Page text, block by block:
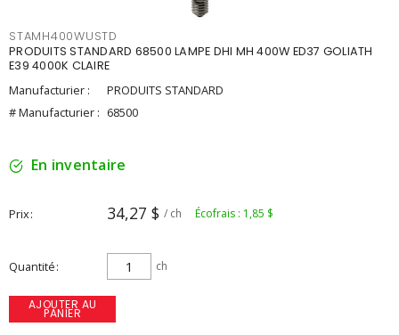
STAMH400WUSTD
PRODUITS STANDARD 68500 LAMPE DHI MH 400W ED37 GOLIATH
E39 4000K CLAIRE
Manufacturier :
PRODUITS STANDARD
# Manufacturier : 68500
En inventaire
Prix 34,27 $ / ch Écofrais : 1,85 $
Quantité ch
AJOUTER AU
PANIER